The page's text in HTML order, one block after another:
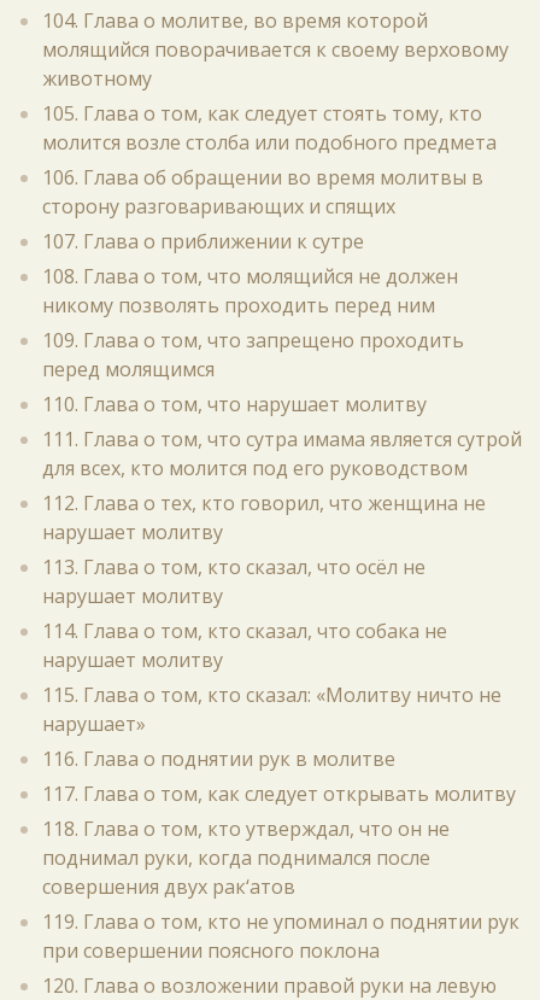
104. Глава о молитве, во время которой
молящийся поворачивается к своему верховому
животному
105. Глава о том, как следует стоять тому, кто
молится возле столба или подобного предмета
106. Глава об обращении во время молитвы в
сторону разговаривающих и спящих
107. Глава о приближении к сутре
108. Глава о том, что молящийся не должен
никому позволять проходить перед ним
109. Глава о том, что запрещено проходить
перед молящимся
110. Глава о том, что нарушает молитву
111. Глава о том, что сутра имама является сутрой
для всех, кто молится под его руководством
112. Глава о тех, кто говорил, что женщина не
нарушает молитву
113. Глава о том, кто сказал, что осёл не
нарушает молитву
114. Глава о том, кто сказал, что собака не
нарушает молитву
115. Глава о том, кто сказал: «Молитву ничто не
нарушает»
116. Глава о поднятии рук в молитве
117. Глава о том, как следует открывать молитву
118. Глава о том, кто утверждал, что он не
поднимал руки, когда поднимался после
совершения двух рак‘атов
119. Глава о том, кто не упоминал о поднятии рук
при совершении поясного поклона
120. Глава о возложении правой руки на левую